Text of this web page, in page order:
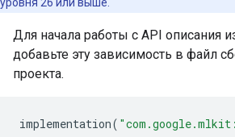
Для начала работы с API описания
добавьте эту зависимость в файл
проекта.
implementation(